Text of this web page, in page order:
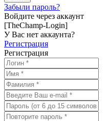
Забыли пароль?
Войдите через аккаунт
[TheChamp-Login]
У Вас нет аккаунта?
Регистрация
Регистрация